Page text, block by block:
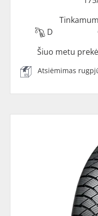
D
Šiuo metu
Atsiėmimas